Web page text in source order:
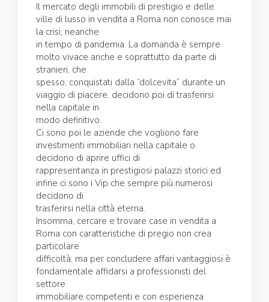
Il mercato degli immobili di prestigio e delle
ville di lusso in vendita a Roma non conosce mai
la crisi, neanche
in tempo di pandemia. La domanda è sempre
molto vivace anche e soprattutto da parte di
stranieri, che
spesso, conquistati dalla “dolcevita” durante un
viaggio di piacere, decidono poi di trasferirsi
nella capitale in
modo definitivo.
Ci sono poi le aziende che vogliono fare
investimenti immobiliari nella capitale o
decidono di aprire uffici di
rappresentanza in prestigiosi palazzi storici ed
infine ci sono i Vip che sempre più numerosi
decidono di
trasferirsi nella città eterna.
Insomma, cercare e trovare case in vendita a
Roma con caratteristiche di pregio non crea
particolare
difficoltà, ma per concludere affari vantaggiosi è
fondamentale affidarsi a professionisti del
settore
immobiliare competenti e con esperienza